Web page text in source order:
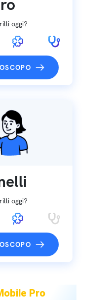
oggi?
oggi?
Pro